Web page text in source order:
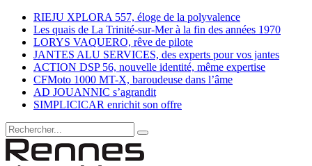
RIEJU XPLORA 557, éloge de la polyvalence
Les quais de La Trinité-sur-Mer à la fin des années 1970
LORYS VAQUERO, rêve de pilote
JANTES ALU SERVICES, des experts pour vos jantes
ACTION DSP 56, nouvelle identité, même expertise
CFMoto 1000 MT-X, baroudeuse dans l’âme
AD JOUANNIC s’agrandit
SIMPLICICAR enrichit son offre